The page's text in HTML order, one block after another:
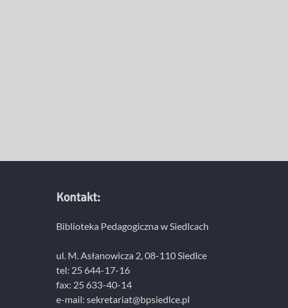
Kontakt:
Biblioteka Pedagogiczna w Siedlcach
ul. M. Asłanowicza 2, 08-110 Siedlce
tel: 25 644-17-16
fax: 25 633-40-14
e-mail: sekretariat@bpsiedlce.pl